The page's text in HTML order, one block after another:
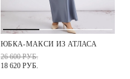
ЮБКА-МАКСИ ИЗ АТЛАСА
26 600 РУБ.
18 620 РУБ.